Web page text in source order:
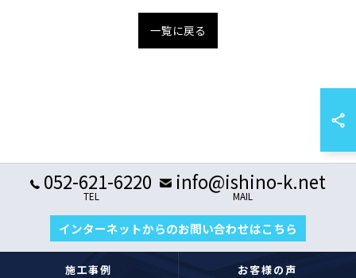
一覧に戻る
052-621-6220
TEL
info@ishino-k.net
MAIL
インターネットからのお問い合わせはこちら
施工事例 お客様の声